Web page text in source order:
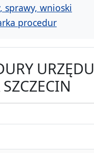
sprawy, wnioski
procedur
URZĘDU